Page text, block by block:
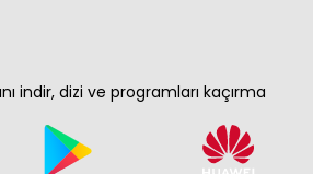
indir, dizi ve programları kaçırma